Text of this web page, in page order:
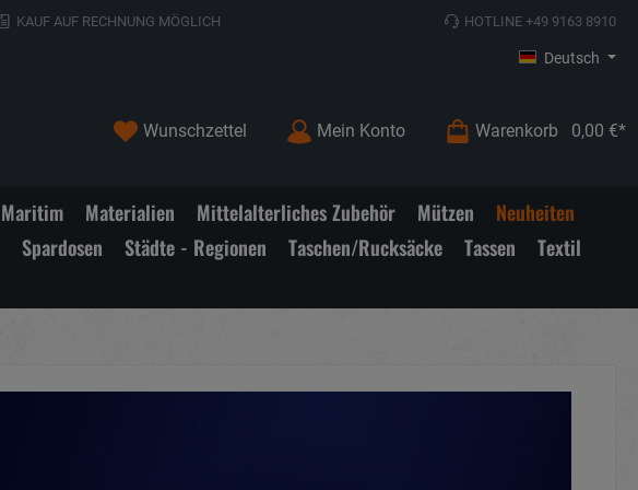
KAUF AUF RECHNUNG MÖGLICH HOTLINE +49 9163 8910
Deutsch
Wunschzettel Mein Konto Warenkorb 0,00 €*
Maritim Materialien Mittelalterliches Zubehör Mützen
Neuheiten
Spardosen Städte - Regionen Taschen/Rucksäcke Tassen
Textil